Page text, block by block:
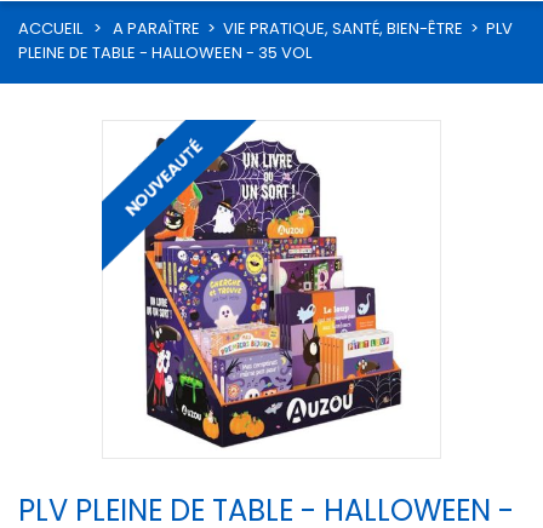
ACCUEIL > A PARAÎTRE > VIE PRATIQUE, SANTÉ, BIEN-ÊTRE > PLV
PLEINE DE TABLE - HALLOWEEN - 35 VOL
PLV PLEINE DE TABLE - HALLOWEEN -